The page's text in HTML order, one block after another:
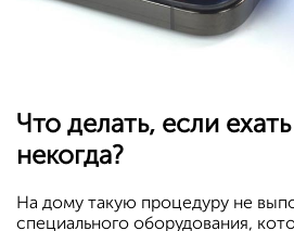
Что делать, если
некогда?
На дому такую процедуру не
специального оборудования,